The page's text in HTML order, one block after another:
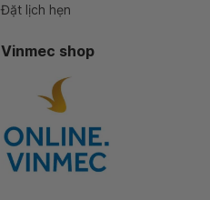
Đặt lịch hẹn
Vinmec shop